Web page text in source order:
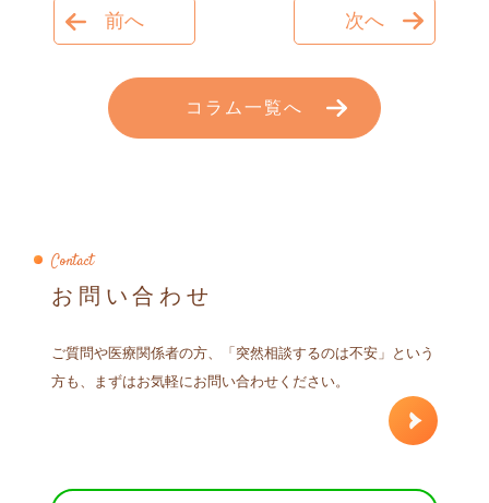
前へ 次へ
コラム一覧へ
Contact
お問い合わせ
ご質問や医療関係者の方、「突然相談するのは不安」という
方も、まずはお気軽にお問い合わせください。